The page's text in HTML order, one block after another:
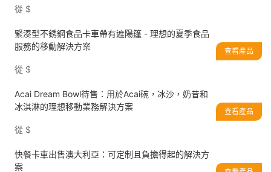
從 $
緊湊型不銹鋼食品卡車帶有遮陽篷 - 理想的夏季食品
服務的移動解決方案
從 $
查看產品
Acai Dream Bowl待售：用於Acai碗，冰沙，奶昔和
冰淇淋的理想移動業務解決方案
從 $
查看產品
快餐卡車出售澳大利亞：可定制且負擔得起的解決方
案